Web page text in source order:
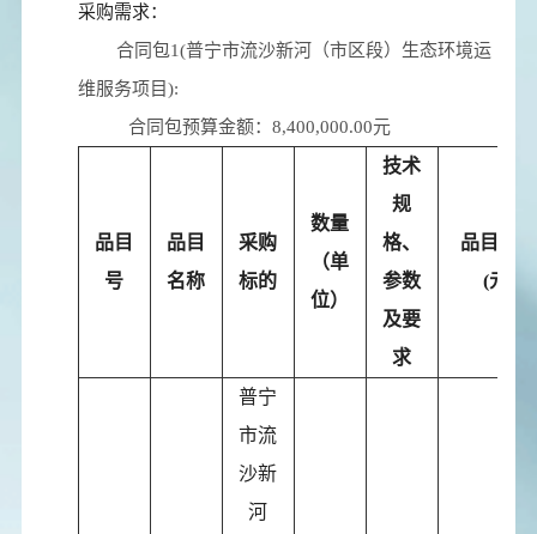
采购需求：
合同包1(普宁市流沙新河（市区段）生态环境运
维服务项目):
合同包预算金额： 8,400,000.00元
品目
号
品目
名称
采购
标的
数量
（单
位）
技术
规
格、
参数
及要
求
品目预算
(元)
普宁
市流
沙新
河